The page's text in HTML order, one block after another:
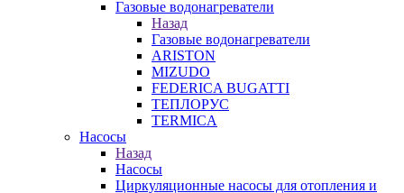
Газовые водонагреватели
Назад
Газовые водонагреватели
ARISTON
MIZUDO
FEDERICA BUGATTI
ТЕПЛОРУС
TERMICA
Насосы
Назад
Насосы
Циркуляционные насосы для отопления и